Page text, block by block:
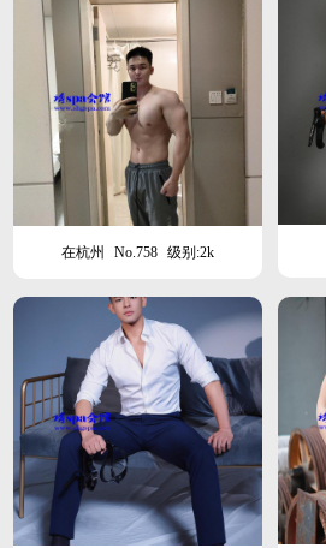
在杭州 No.758 级别:2k